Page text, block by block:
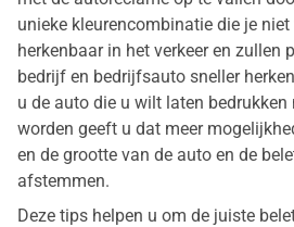
unieke kleurencombinatie die je
herkenbaar in het verkeer en zullen
bedrijf en bedrijfsauto sneller
u de auto die u wilt laten
worden geeft u dat meer
en de grootte van de auto en de
afstemmen.
Deze tips helpen u om de juiste